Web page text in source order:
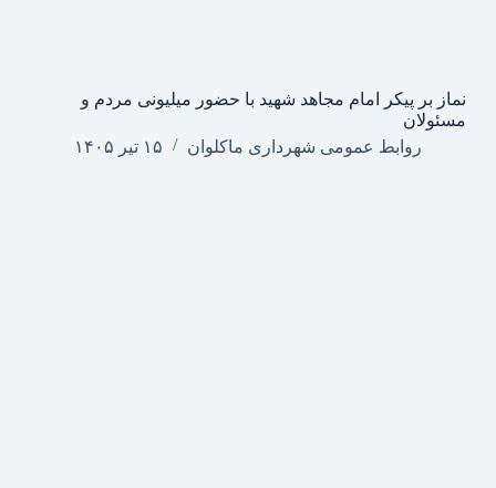
نماز بر پیکر امام مجاهد شهید با حضور میلیونی مردم و
مسئولان
روابط عمومی شهرداری ماکلوان
۱۵ تیر ۱۴۰۵